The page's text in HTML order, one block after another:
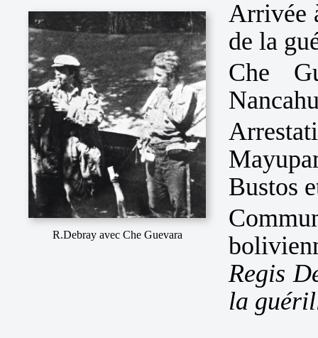
R.Debray avec Che Guevara
Arrivée
de la
Che
Bustos
Regis
la